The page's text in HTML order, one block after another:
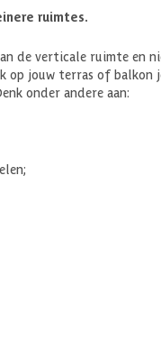
ruimtes.
de verticale ruimte en
op jouw terras of balkon
onder andere aan: